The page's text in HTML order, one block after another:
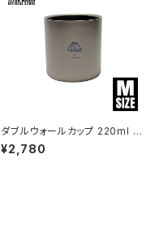
ダブルウォールカップ 220ml M
サイズ チタン製 二重構造 超軽
量 頑丈 スタッキングマグ カップ
¥2,780